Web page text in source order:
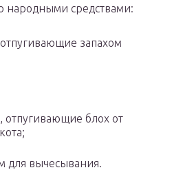
народными средствами:
запахом
блох от
для вычесывания.